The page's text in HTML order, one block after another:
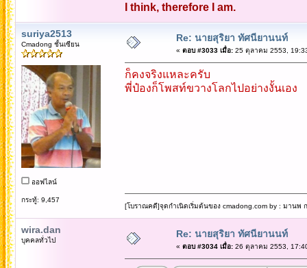
I think, therefore I am.
suriya2513
Cmadong ชั้นเซียน
ออฟไลน์
กระทู้: 9,457
Re: นายสุริยา ทัศนียานนท์
« ตอบ #3033 เมื่อ:25 ตุลาคม 2553,
ก็คงจริงแหละครับ
พี่ป๋องก็โพสท์ขวางโลกไปอย่างงั้นเอง
[โบราณคดี]จุดกำเนิดเริ่มต้นของ cmadong.com by : มานพ
wira.dan
บุคคลทั่วไป
Re: นายสุริยา ทัศนียานนท์
« ตอบ #3034 เมื่อ:26 ตุลาคม 2553,